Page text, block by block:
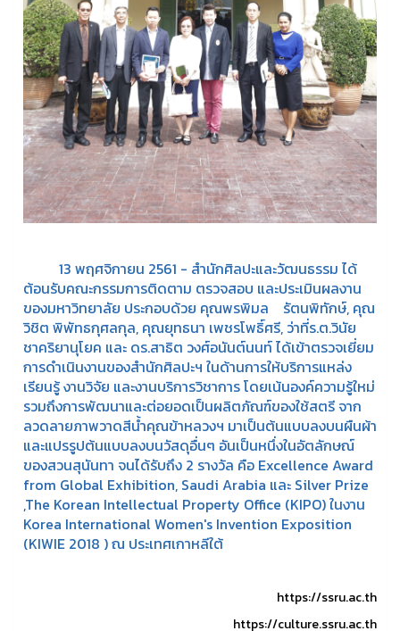
13 พฤศจิกายน 2561 - สำนักศิลปะและวัฒนธรรม ได้
ต้อนรับคณะกรรมการติดตาม ตรวจสอบ และประเมินผลงาน
ของมหาวิทยาลัย ประกอบด้วย คุณพรพิมล รัตนพิทักษ์, คุณ
วิชิต พิพัทธกุศลกุล, คุณยุทธนา เพชรโพธิ์ศรี, ว่าที่ร.ต.วินัย
ชาคริยานุโยค และ ดร.สาธิต วงศ์อนันต์นนท์ ได้เข้าตรวจเยี่ยม
การดำเนินงานของสำนักศิลปะฯ ในด้านการให้บริการแหล่ง
เรียนรู้ งานวิจัย และงานบริการวิชาการ โดยเน้นองค์ความรู้ใหม่
รวมถึงการพัฒนาและต่อยอดเป็นผลิตภัณฑ์ของใช้สตรี จาก
ลวดลายภาพวาดสีน้ำคุณข้าหลวงฯ มาเป็นต้นแบบลงบนผืนผ้า
และแปรรูปต้นแบบลงบนวัสดุอื่นๆ อันเป็นหนึ่งในอัตลักษณ์
ของสวนสุนันทา จนได้รับถึง 2 รางวัล คือ Excellence Award
from Global Exhibition, Saudi Arabia และ Silver Prize
,The Korean Intellectual Property Office (KIPO) ในงาน
Korea International Women's Invention Exposition
(KIWIE 2018 ) ณ ประเทศเกาหลีใต้
https://ssru.ac.th
https://culture.ssru.ac.th